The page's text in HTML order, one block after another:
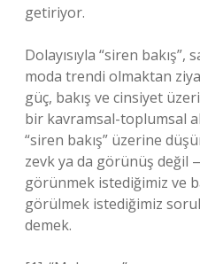
getiriyor.
Dolayısıyla “siren
moda trendi olmaktan
güç, bakış ve cinsiyet
bir kavramsal-toplumsal
“siren bakış” üzerine
zevk ya da görünüş değil
görünmek istediğimiz ve
görülmek istediğimiz
demek.